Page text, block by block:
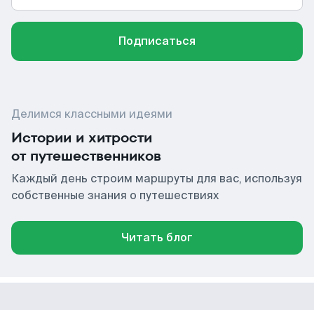
Подписаться
Делимся классными идеями
Истории и хитрости
от путешественников
Каждый день строим маршруты для вас, используя
собственные знания о путешествиях
Читать блог